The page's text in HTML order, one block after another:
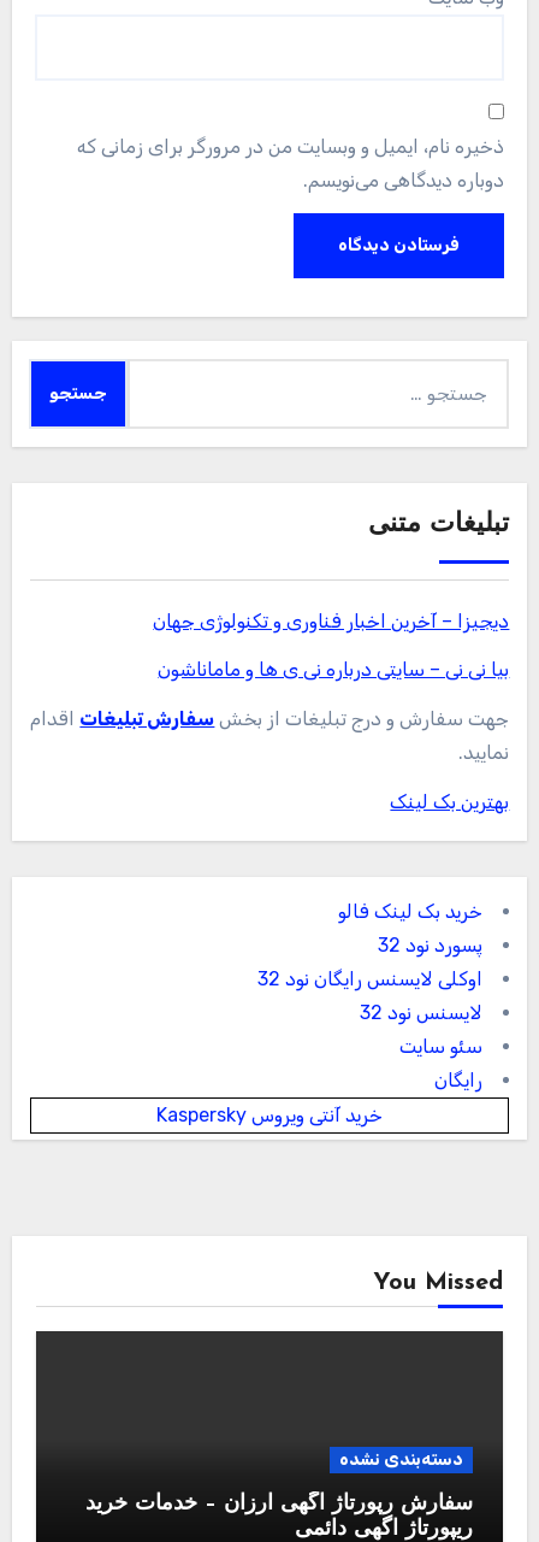
ذخیره نام، ایمیل و وبسایت من در مرورگر برای زمانی که
دوباره دیدگاهی می‌نویسم.
برای:
تبلیغات متنی
دیجیزا – آخرین اخبار فناوری و تکنولوژی جهان
بیا نی نی – سایتی درباره نی ی ها و ماماناشون
جهت سفارش و درج تبلیغات از بخش سفارش تبلیغات اقدام
نمایید.
بهترین بک لینک
خرید بک لینک فالو
پسورد نود 32
اوکلی لایسنس رایگان نود 32
لایسنس نود 32
سئو سایت
رایگان
خرید آنتی ویروس Kaspersky
You Missed
دسته‌بندی نشده
سفارش رپورتاژ آگهی ارزان – خدمات خرید
ریپورتاژ اگهی دائمی